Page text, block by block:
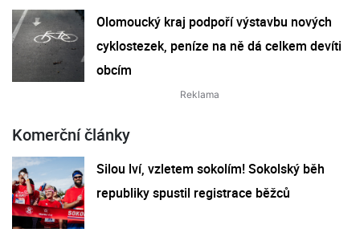
Olomoucký kraj podpoří výstavbu nových
cyklostezek, peníze na ně dá celkem devíti
obcím
Komerční články
Silou lví, vzletem sokolím! Sokolský běh
republiky spustil registrace běžců